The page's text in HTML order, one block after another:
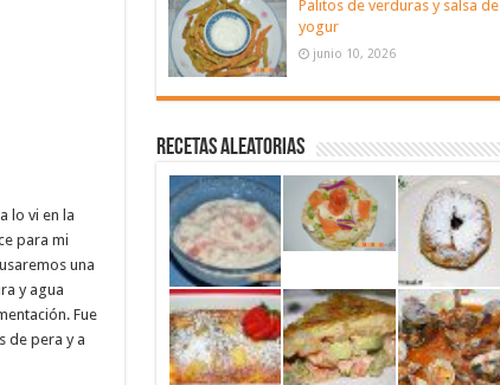
lo vi en la
para mi
una
y agua
Fue
de pera y a
Palitos de verduras y salsa de
yogur
junio 10, 2026
Recetas aleatorias